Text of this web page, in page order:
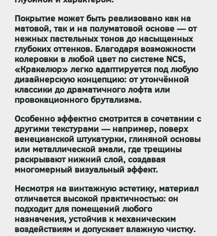
Покрытие может быть реализовано как на
матовой, так и на полуматовой основе — от
нежных пастельных тонов до насыщенных
глубоких оттенков. Благодаря возможности
колеровки в любой цвет по системе NCS,
«Кракелюр» легко адаптируется под любую
дизайнерскую концепцию: от утончённой
классики до драматичного лофта или
провокационного брутализма.
Особенно эффектно смотрится в сочетании с
другими текстурами — например, поверх
венецианской штукатурки, глиняной основы
или металлической эмали, где трещины
раскрывают нижний слой, создавая
многомерный визуальный эффект.
Несмотря на винтажную эстетику, материал
отличается высокой практичностью: он
подходит для помещений любого
назначения, устойчив к механическим
воздействиям и допускает влажную чистку.